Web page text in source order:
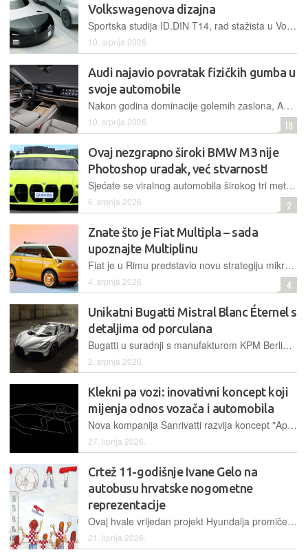
Volkswagenova dizajna
Sportska studija ID.DIN T14, rad stažista u Volkswagenu, privukla je pozornost šefa dizajna Andreasa Mindta kao primjer odvažnog i modernog dizajna, pa ga je podijelio na Instagramu
10. srpnja 2026.
Audi najavio povratak fizičkih gumba u
svoje automobile
Nakon godina dominacije golemih zaslona, Audi je potvrdio zaokret u dizajnu interijera. Tehnički šef Rouven Mohr najavljuje povratak taktilnih kontrola i prepoznatljivog Audijevog 'klika'
10. srpnja 2026. 18
Ovaj nezgrapno široki BMW M3 nije
Photoshop uradak, već stvarnost!
Sjećate se viralnog automobila širokog tri metra? Vratio se kao imitacija BMW-a M3 s četiri 'bubrega', ali ispod lima krije Volkswagenovu dušu i skromni 1,4-litreni motor
6. srpnja 2026. 2
Znate što je Fiat Multipla – sada
upoznajte Multiplinu
Fiat je u Rimu predstavio novu strategiju mikromobilnosti temeljenu na uspjehu modela Topolino, a osnaženu novim inačicama koncepta TRIS te viziji budućnosti kroz Multiplina Concept
4. srpnja 2026. 4
Unikatni Bugatti Mistral Blanc Éternel s
detaljima od porculana
Bugatti u suradnji s manufakturom KPM Berlin donosi unikatni model W16 Mistral Blanc Éternel, spajajući moderni digitalni dizajn s tradicijom ručne izrade i porculanskim detaljima
2. srpnja 2026.
Klekni pa vozi: inovativni koncept koji
mijenja odnos vozača i automobila
Nova kompanija Sanrivatti razvija koncept "Apex Position", tehnološko rješenje koje pozicioniranjem vozača prema naprijed i u središte nastoji unaprijediti kontrolu vozila i percepciju brzine
27. lipnja 2026.
Crtež 11-godišnje Ivane Gelo na
autobusu hrvatske nogometne
reprezentacije
Ovaj hvale vrijedan projekt Hyundaija promiče kreativnost te omogućava i malenima, djeci da budu dio velikog svjetskog spektakla
21. lipnja 2026.